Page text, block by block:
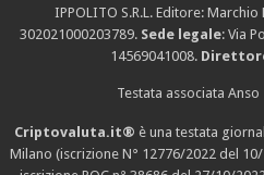
IPPOLITO S.R.L. Editore:
302021000203789. Sede legale: Via
14569041008.
Testata associata Anso
Criptovaluta.it® è una testata
Milano (iscrizione N° 12776/2022 del